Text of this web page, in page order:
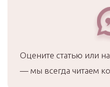
Оцените статью или
— мы всегда читаем